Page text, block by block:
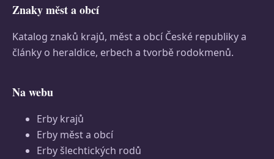
Znaky měst a obcí
Katalog znaků krajů, měst a obcí České republiky a
články o heraldice, erbech a tvorbě rodokmenů.
Na webu
Erby krajů
Erby měst a obcí
Erby šlechtických rodů